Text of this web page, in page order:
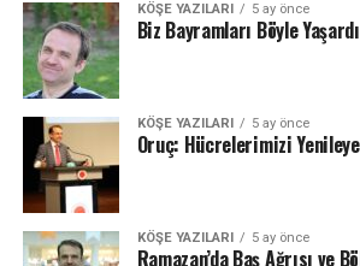
KÖŞE YAZILARI 5 ay önce
Biz Bayramları Böyle
KÖŞE YAZILARI 5 ay önce
Oruç: Hücrelerimizi
KÖŞE YAZILARI 5 ay önce
Ramazan’da Baş Ağrısı ve